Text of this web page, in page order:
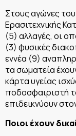
Στους αγώνες
Ερασιτεχνικής
(5) αλλαγές, οι
(3) φυσικές
εννέα (9)
τα σωματεία
κάρτα υγείας
ποδοσφαιριστή
επιδεικνύουν
Ποιοι έχουν